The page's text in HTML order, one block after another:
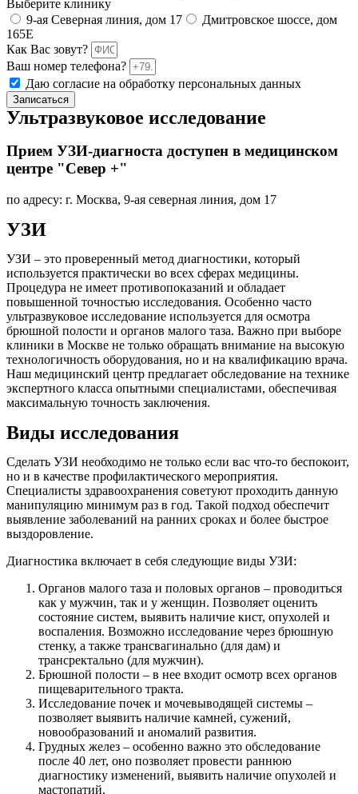
Выберите клинику
9-ая Северная линия, дом 17
Дмитровское шоссе, дом
165Е
Как Вас зовут?
Ваш номер телефона?
Даю согласие на обработку персональных данных
Записаться
Ультразвуковое исследование
Прием УЗИ-диагноста доступен в медицинском
центре "Север +"
по адресу: г. Москва, 9-ая северная линия, дом 17
УЗИ
УЗИ – это проверенный метод диагностики, который
используется практически во всех сферах медицины.
Процедура не имеет противопоказаний и обладает
повышенной точностью исследования. Особенно часто
ультразвуковое исследование используется для осмотра
брюшной полости и органов малого таза. Важно при выборе
клиники в Москве не только обращать внимание на высокую
технологичность оборудования, но и на квалификацию врача.
Наш медицинский центр предлагает обследование на технике
экспертного класса опытными специалистами, обеспечивая
максимальную точность заключения.
Виды исследования
Сделать УЗИ необходимо не только если вас что-то беспокоит,
но и в качестве профилактического мероприятия.
Специалисты здравоохранения советуют проходить данную
манипуляцию минимум раз в год. Такой подход обеспечит
выявление заболеваний на ранних сроках и более быстрое
выздоровление.
Диагностика включает в себя следующие виды УЗИ:
Органов малого таза и половых органов – проводиться
как у мужчин, так и у женщин. Позволяет оценить
состояние систем, выявить наличие кист, опухолей и
воспаления. Возможно исследование через брюшную
стенку, а также трансвагинально (для дам) и
трансректально (для мужчин).
Брюшной полости – в нее входит осмотр всех органов
пищеварительного тракта.
Исследование почек и мочевыводящей системы –
позволяет выявить наличие камней, сужений,
новообразований и аномалий развития.
Грудных желез – особенно важно это обследование
после 40 лет, оно позволяет провести раннюю
диагностику изменений, выявить наличие опухолей и
мастопатий.